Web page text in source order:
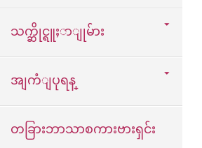
သက္ဆိုင္ရူႈာျုမ်ား
အျကံျပုရန္
တခြားဘာသာစကားဗားရှင်း